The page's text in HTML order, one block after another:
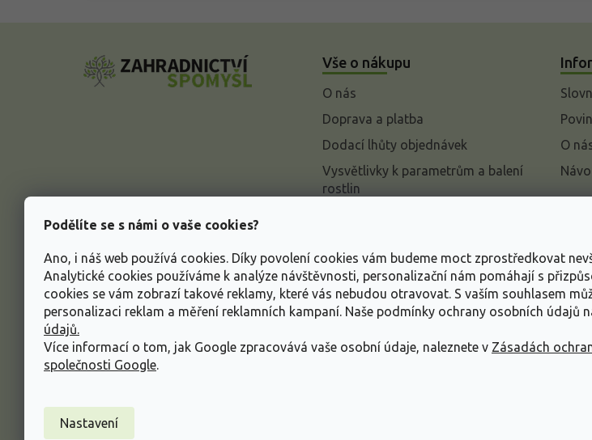
Podělíte se s námi o vaše cookies?
Ano, i náš web používá cookies. Díky povolení cookies vám budeme moct zprostředkovat
Analytické cookies používáme k analýze návštěvnosti, personalizační nám pomáhají s
cookies se vám zobrazí takové reklamy, které vás nebudou otravovat. S vaším souhlasem
personalizaci reklam a měření reklamních kampaní. Naše podmínky ochrany osobních údajů
údajů.
Více informací o tom, jak Google zpracovává vaše osobní údaje, naleznete v Zásadách
společnosti Google.
Nastavení
Vše o nákupu
O nás
Doprava a platba
Dodací lhůty objednávek
Vysvětlivky k parametrům a balení
rostlin
Informace o ochraně osobních
údajů
Obchodní podmínky
O